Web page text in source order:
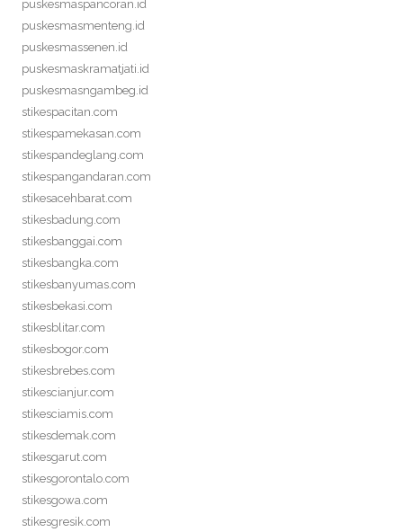
puskesmaspancoran.id
puskesmasmenteng.id
puskesmassenen.id
puskesmaskramatjati.id
puskesmasngambeg.id
stikespacitan.com
stikespamekasan.com
stikespandeglang.com
stikespangandaran.com
stikesacehbarat.com
stikesbadung.com
stikesbanggai.com
stikesbangka.com
stikesbanyumas.com
stikesbekasi.com
stikesblitar.com
stikesbogor.com
stikesbrebes.com
stikescianjur.com
stikesciamis.com
stikesdemak.com
stikesgarut.com
stikesgorontalo.com
stikesgowa.com
stikesgresik.com